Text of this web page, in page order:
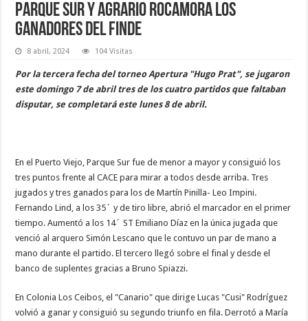
Parque Sur y Agrario Rocamora los
ganadores del finde
8 abril, 2024 104 Visitas
Por la tercera fecha del torneo Apertura "Hugo Prat", se jugaron
este domingo 7 de abril tres de los cuatro partidos que faltaban
disputar, se completará este lunes 8 de abril.
En el Puerto Viejo, Parque Sur fue de menor a mayor y consiguió los
tres puntos frente al CACE para mirar a todos desde arriba. Tres
jugados y tres ganados para los de Martín Pinilla- Leo Impini.
Fernando Lind, a los 35´ y de tiro libre, abrió el marcador en el primer
tiempo. Aumentó a los 14´ ST Emiliano Díaz en la única jugada que
venció al arquero Simón Lescano que le contuvo un par de mano a
mano durante el partido. El tercero llegó sobre el final y desde el
banco de suplentes gracias a Bruno Spiazzi.
En Colonia Los Ceibos, el "Canario" que dirige Lucas "Cusi" Rodríguez
volvió a ganar y consiguió su segundo triunfo en fila. Derrotó a María